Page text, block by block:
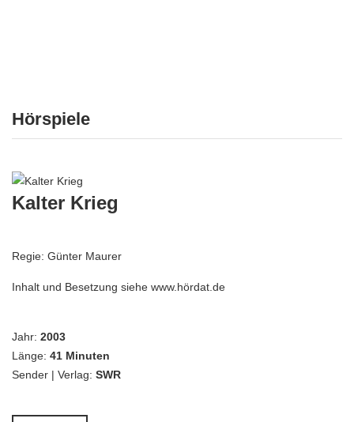
Hörspiele
Kalter Krieg
Regie: Günter Maurer
Inhalt und Besetzung siehe www.hördat.de
Jahr: 2003
Länge: 41 Minuten
Sender | Verlag: SWR